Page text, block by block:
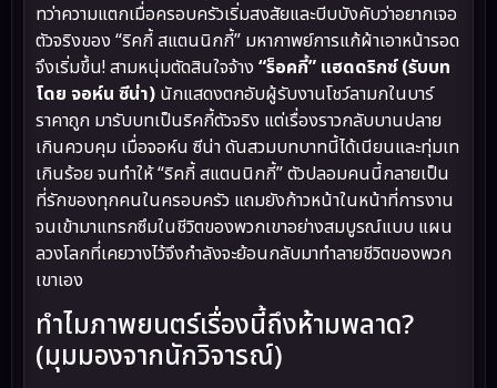
ทว่าความแตกเมื่อครอบครัวเริ่มสงสัยและบีบบังคับว่าอยากเจอ
ตัวจริงของ “ริคกี้ สแตนนิกกี้” มหากาพย์การแก้ผ้าเอาหน้ารอด
จึงเริ่มขึ้น! สามหนุ่มตัดสินใจจ้าง “ร็อคกี้” แฮดดริกซ์ (รับบท
โดย จอห์น ซีน่า) นักแสดงตกอับผู้รับงานโชว์ลามกในบาร์
ราคาถูก มารับบทเป็นริคกี้ตัวจริง แต่เรื่องราวกลับบานปลาย
เกินควบคุม เมื่อจอห์น ซีน่า ดันสวมบทบาทนี้ได้เนียนและทุ่มเท
เกินร้อย จนทำให้ “ริคกี้ สแตนนิกกี้” ตัวปลอมคนนี้กลายเป็น
ที่รักของทุกคนในครอบครัว แถมยังก้าวหน้าในหน้าที่การงาน
จนเข้ามาแทรกซึมในชีวิตของพวกเขาอย่างสมบูรณ์แบบ แผน
ลวงโลกที่เคยวางไว้จึงกำลังจะย้อนกลับมาทำลายชีวิตของพวก
เขาเอง
ทำไมภาพยนตร์เรื่องนี้ถึงห้ามพลาด?
(มุมมองจากนักวิจารณ์)